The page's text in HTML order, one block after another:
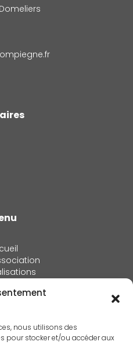
nous utilisons des
pour stocker et/ou accéder aux